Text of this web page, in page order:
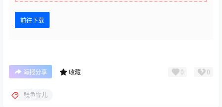
前往下载
海报分享 收藏 0 0
鳗鱼霏儿